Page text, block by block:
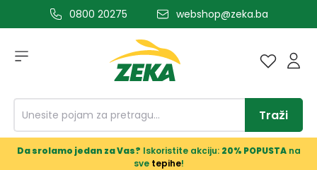
glavni sadržaj0800 20275 webshop@zeka.ba
Traži
Da srolamo jedan za Vas? Iskoristite akciju: 20% POPUSTAna
sve tepihe!